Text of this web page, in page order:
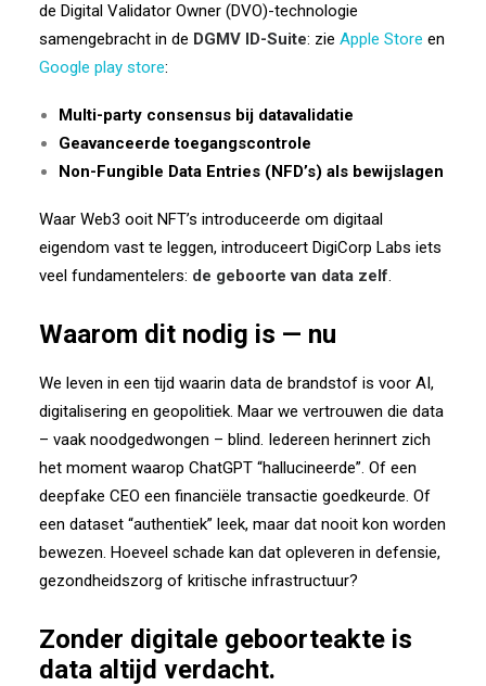
de Digital Validator Owner (DVO)-technologie
samengebracht in de DGMV ID-Suite: zie Apple Store en
Google play store:
Multi-party consensus bij datavalidatie
Geavanceerde toegangscontrole
Non-Fungible Data Entries (NFD’s) als bewijslagen
Waar Web3 ooit NFT’s introduceerde om digitaal
eigendom vast te leggen, introduceert DigiCorp Labs iets
veel fundamentelers: de geboorte van data zelf.
Waarom dit nodig is — nu
We leven in een tijd waarin data de brandstof is voor AI,
digitalisering en geopolitiek. Maar we vertrouwen die data
– vaak noodgedwongen – blind. Iedereen herinnert zich
het moment waarop ChatGPT “hallucineerde”. Of een
deepfake CEO een financiële transactie goedkeurde. Of
een dataset “authentiek” leek, maar dat nooit kon worden
bewezen. Hoeveel schade kan dat opleveren in defensie,
gezondheidszorg of kritische infrastructuur?
Zonder digitale geboorteakte is
data altijd verdacht.